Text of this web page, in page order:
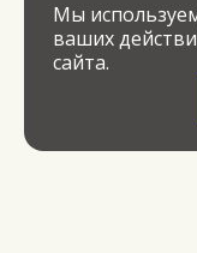
Мы
ваших
сайта.